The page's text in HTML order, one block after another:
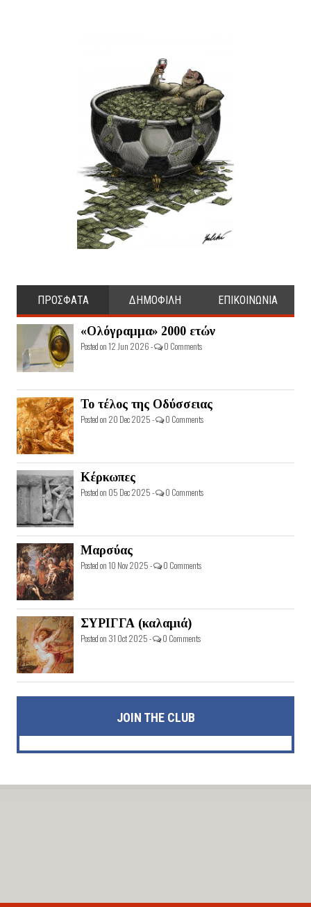
ΠΡΟΣΦΑΤΑ ΔΗΜΟΦΙΛΗ ΕΠΙΚΟΙΝΩΝΙΑ
«Ολόγραμμα» 2000 ετών
Posted on 12 Jun 2026 - 0 Comments
Το τέλος της Οδύσσειας
Posted on 20 Dec 2025 - 0 Comments
Κέρκωπες
Posted on 05 Dec 2025 - 0 Comments
Μαρσύας
Posted on 10 Nov 2025 - 0 Comments
ΣΥΡΙΓΓΑ (καλαμιά)
Posted on 31 Oct 2025 - 0 Comments
JOIN THE CLUB